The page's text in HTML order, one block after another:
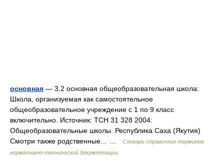
основная — 3.2 основная общеобразовательная школа:
Школа, организуемая как самостоятельное
общеобразовательное учреждение с 1 по 9 класс
включительно. Источник: ТСН 31 328 2004:
Общеобразовательные школы. Республика Саха (Якутия)
Смотри также родственные… …
Словарь-справочник терминов
нормативно-технической документации